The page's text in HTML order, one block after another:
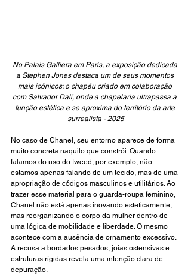
No Palais Galliera em Paris, a exposição dedicada
a Stephen Jones destaca um de seus momentos
mais icônicos: o chapéu criado em colaboração
com Salvador Dalí, onde a chapelaria ultrapassa a
função estética e se aproxima do território da arte
surrealista - 2025
No caso de Chanel, seu entorno aparece de forma
muito concreta naquilo que constrói. Quando
falamos do uso do tweed, por exemplo, não
estamos apenas falando de um tecido, mas de uma
apropriação de códigos masculinos e utilitários. Ao
trazer esse material para o guarda-roupa feminino,
Chanel não está apenas inovando esteticamente,
mas reorganizando o corpo da mulher dentro de
uma lógica de mobilidade e liberdade. O mesmo
acontece com a ausência de ornamento excessivo.
A recusa a bordados pesados, joias ostensivas e
estruturas rígidas revela uma intenção clara de
depuração.